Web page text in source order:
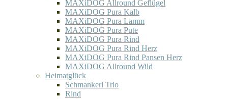
MAXiDOG Allround Geflügel
MAXiDOG Pura Kalb
MAXiDOG Pura Lamm
MAXiDOG Pura Pute
MAXiDOG Pura Rind
MAXiDOG Pura Rind Herz
MAXiDOG Pura Rind Pansen Herz
MAXiDOG Allround Wild
Heimatglück
Schmankerl Trio
Rind